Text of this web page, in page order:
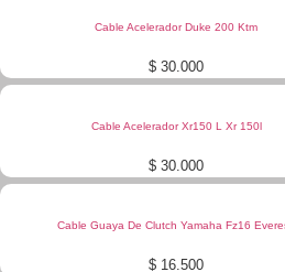
Cable Acelerador Duke 200 Ktm
$ 30.000
Cable Acelerador Xr150 L Xr 150l
$ 30.000
Cable Guaya De Clutch Yamaha Fz16
$ 16.500